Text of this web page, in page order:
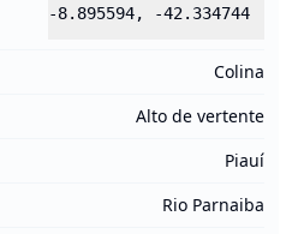
-8.895594, -42.334744
Colina
Alto de vertente
Piauí
Rio Parnaiba